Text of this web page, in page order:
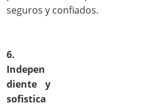
seguros y confiados.
6.
Indepen
diente y
sofistica